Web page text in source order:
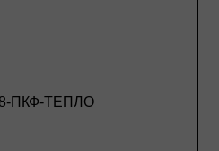
ПКФ-ТЕПЛО